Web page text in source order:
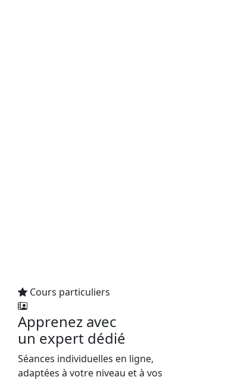
Cours particuliers
Apprenez avec
un expert dédié
Séances individuelles en ligne,
adaptées à votre niveau et à vos